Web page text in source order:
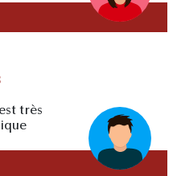
très